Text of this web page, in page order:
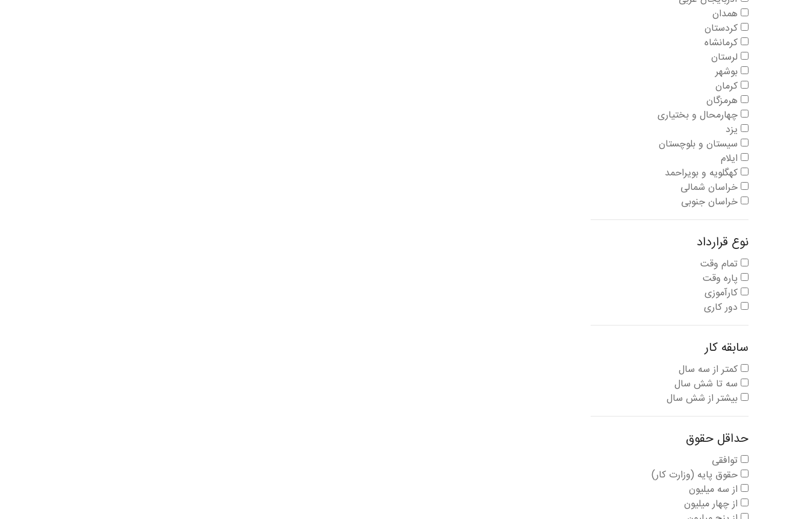
همدان
کردستان
کرمانشاه
لرستان
بوشهر
کرمان
هرمزگان
چهارمحال و بختیاری
یزد
سیستان و بلوچستان
ایلام
کهگلویه و بویراحمد
خراسان شمالی
خراسان جنوبی
نوع قرارداد
تمام وقت
پاره وقت
کارآموزی
دور کاری
سابقه کار
کمتر از سه سال
سه تا شش سال
بیشتر از شش سال
حداقل حقوق
توافقی
حقوق پایه (وزارت کار)
از سه میلیون
از چهار میلیون